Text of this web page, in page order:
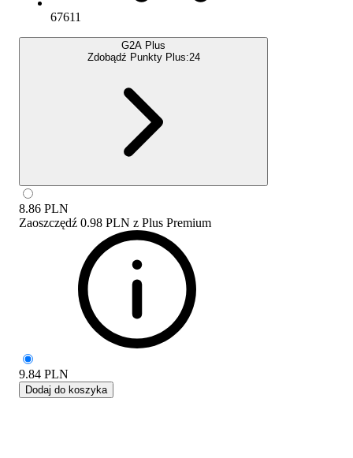
67611
G2A Plus
Zdobądź Punkty Plus:24
8.86 PLN
Zaoszczędź 0.98 PLN z Plus Premium
9.84 PLN
Dodaj do koszyka